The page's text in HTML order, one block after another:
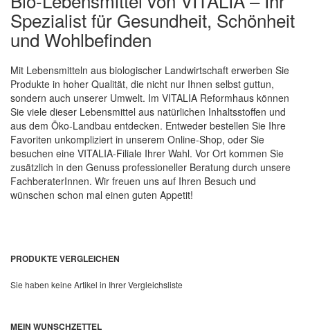
Spezialist für Gesundheit, Schönheit
und Wohlbefinden
Mit Lebensmitteln aus biologischer Landwirtschaft erwerben Sie
Produkte in hoher Qualität, die nicht nur Ihnen selbst guttun,
sondern auch unserer Umwelt. Im VITALIA Reformhaus können
Sie viele dieser Lebensmittel aus natürlichen Inhaltsstoffen und
aus dem Öko-Landbau entdecken. Entweder bestellen Sie Ihre
Favoriten unkompliziert in unserem Online-Shop, oder Sie
besuchen eine VITALIA-Filiale Ihrer Wahl. Vor Ort kommen Sie
zusätzlich in den Genuss professioneller Beratung durch unsere
FachberaterInnen. Wir freuen uns auf Ihren Besuch und
wünschen schon mal einen guten Appetit!
PRODUKTE VERGLEICHEN
Sie haben keine Artikel in Ihrer Vergleichsliste
MEIN WUNSCHZETTEL